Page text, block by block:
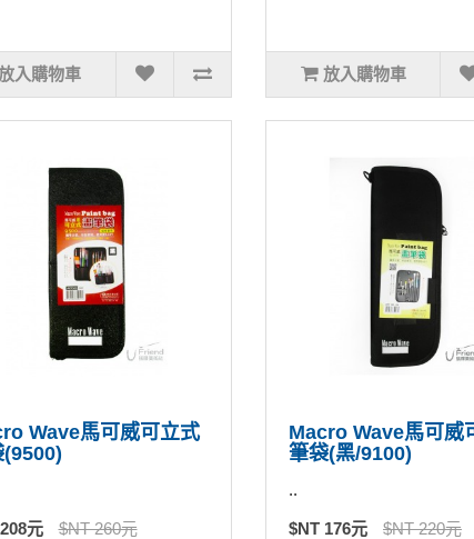
入購物車 放入購物車
Wave馬可威可立式
元 $NT 260元
Macro Wave馬可威
筆袋(黑/9100)
..
$NT 176元 $NT 220元